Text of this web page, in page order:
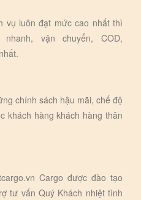
vụ luôn đạt mức cao nhất thì
vận chuyển, COD,
chính sách hậu mãi, chế độ
khách hàng khách hàng thân
Cargo được đào tạo
tư vấn Quý Khách nhiệt tình